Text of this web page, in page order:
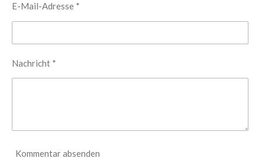
E-Mail-Adresse *
Nachricht *
Kommentar absenden